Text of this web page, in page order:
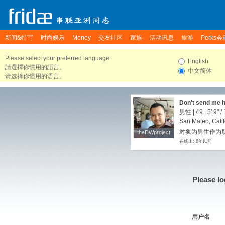
新闻&特写 时尚娱乐 Money 交友社区 家族 活动讯息 旅游 Perks会
Please select your preferred language.
請選擇你慣用的語言。
请选择你惯用的语言。
English
中文简体
theDWproject
theDWproject
Don't send me
Friends in San
男性 | 49 | 5' 9" /
San Mateo,
对象为男生作为
在线上: 8年以前
Please
用户名